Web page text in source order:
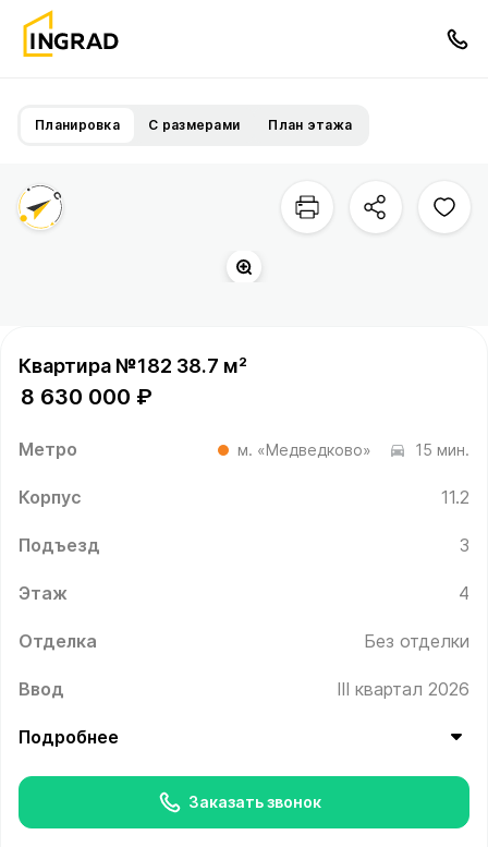
Планировка С размерами План этажа
Квартира №182 38.7 м²
8 630 000 ₽
Метро м. «Медведково» 15 мин.
Корпус 11.2
Подъезд 3
Этаж 4
Отделка Без отделки
Ввод III квартал 2026
Подробнее
Заказать звонок